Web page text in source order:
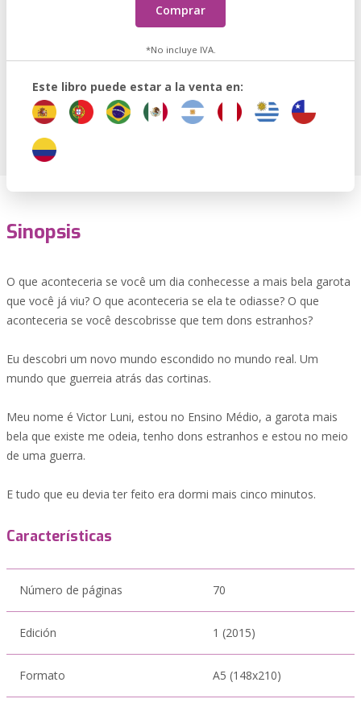
Comprar
*No incluye IVA.
Este libro puede estar a la venta en:
Sinopsis
O que aconteceria se você um dia conhecesse a mais bela garota
que você já viu? O que aconteceria se ela te odiasse? O que
aconteceria se você descobrisse que tem dons estranhos?
Eu descobri um novo mundo escondido no mundo real. Um
mundo que guerreia atrás das cortinas.
Meu nome é Victor Luni, estou no Ensino Médio, a garota mais
bela que existe me odeia, tenho dons estranhos e estou no meio
de uma guerra.
E tudo que eu devia ter feito era dormi mais cinco minutos.
Características
Número de páginas 70
Edición 1 (2015)
Formato A5 (148x210)